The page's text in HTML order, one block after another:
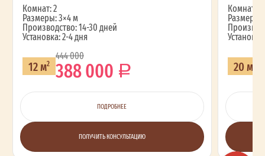
Комнат: 2
Размеры: 3×4 м
Производство: 14-30 дней
Установка: 2-4 дня
12 м2
444 000
388 000
ПОДРОБНЕЕ
ПОЛУЧИТЬ КОНСУЛЬТАЦИЮ
Комнат: 2
Размеры:
20 м